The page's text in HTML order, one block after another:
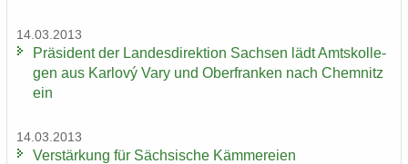
14.03.2013
Prä­si­dent der Lan­des­di­rek­ti­on Sach­sen lädt Amts­kol­le­
gen aus Karlový Vary und Ober­fran­ken nach Chem­nitz
ein
14.03.2013
Ver­stär­kung für Säch­si­sche Käm­me­rei­en